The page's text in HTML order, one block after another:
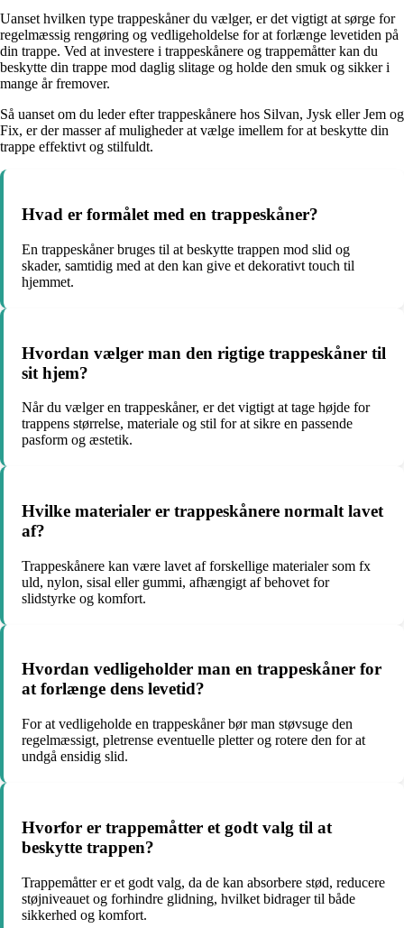
Uanset hvilken type trappeskåner du vælger, er det vigtigt at sørge for
regelmæssig rengøring og vedligeholdelse for at forlænge levetiden på
din trappe. Ved at investere i trappeskånere og trappemåtter kan du
beskytte din trappe mod daglig slitage og holde den smuk og sikker i
mange år fremover.
Så uanset om du leder efter trappeskånere hos Silvan, Jysk eller Jem og
Fix, er der masser af muligheder at vælge imellem for at beskytte din
trappe effektivt og stilfuldt.
Hvad er formålet med en trappeskåner?
En trappeskåner bruges til at beskytte trappen mod slid og
skader, samtidig med at den kan give et dekorativt touch til
hjemmet.
Hvordan vælger man den rigtige trappeskåner til
sit hjem?
Når du vælger en trappeskåner, er det vigtigt at tage højde for
trappens størrelse, materiale og stil for at sikre en passende
pasform og æstetik.
Hvilke materialer er trappeskånere normalt lavet
af?
Trappeskånere kan være lavet af forskellige materialer som fx
uld, nylon, sisal eller gummi, afhængigt af behovet for
slidstyrke og komfort.
Hvordan vedligeholder man en trappeskåner for
at forlænge dens levetid?
For at vedligeholde en trappeskåner bør man støvsuge den
regelmæssigt, pletrense eventuelle pletter og rotere den for at
undgå ensidig slid.
Hvorfor er trappemåtter et godt valg til at
beskytte trappen?
Trappemåtter er et godt valg, da de kan absorbere stød, reducere
støjniveauet og forhindre glidning, hvilket bidrager til både
sikkerhed og komfort.